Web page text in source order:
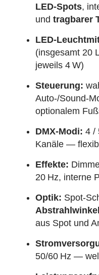
LED‑Spots,
und tragbarer
(insgesamt 20
jeweils 4 W)
Steuerung:
Auto‑/
optionalem
DMX‑Modi: 4 /
Kanäle —
Effekte:
20 Hz, interne
Optik:
Abstrahlwinkel
aus Spot und
50/60 Hz —